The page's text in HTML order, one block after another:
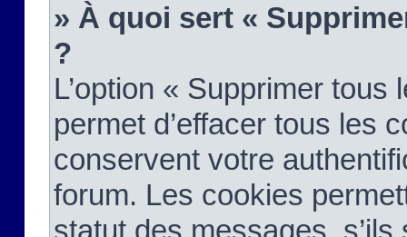
» À quoi sert «
?
L’option « Supprimer
permet d’effacer tous les
conservent votre
forum. Les cookies
statut des messages,